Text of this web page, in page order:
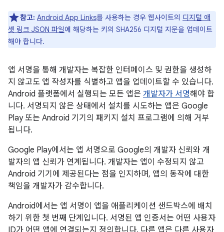
참고: Android App Links를 사용하는 경우 웹사이트의 디지털 애
셋 링크 JSON 파일에 해당하는 키의 SHA256 디지털 지문을 업데이트
해야 합니다.
앱 서명을 통해 개발자는 복잡한 인터페이스 및 권한을 생성하
지 않고도 앱 작성자를 식별하고 앱을 업데이트할 수 있습니다.
Android 플랫폼에서 실행되는 모든 앱은 개발자가 서명해야 합
니다. 서명되지 않은 상태에서 설치를 시도하는 앱은 Google
Play 또는 Android 기기의 패키지 설치 프로그램에 의해 거부
됩니다.
Google Play에서는 앱 서명으로 Google의 개발자 신뢰와 개
발자의 앱 신뢰가 연계됩니다. 개발자는 앱이 수정되지 않고
Android 기기에 제공된다는 점을 인지하며, 앱의 동작에 대한
책임을 개발자가 감수합니다.
Android에서는 앱 서명이 앱을 애플리케이션 샌드박스에 배치
하기 위한 첫 번째 단계입니다. 서명된 앱 인증서는 어떤 사용자
ID가 어떤 앱에 연결되는지 정의합니다. 다른 앱은 다른 사용자